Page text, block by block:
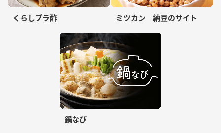
くらしプラ酢 ミツカン 納豆のサイト
鍋なび